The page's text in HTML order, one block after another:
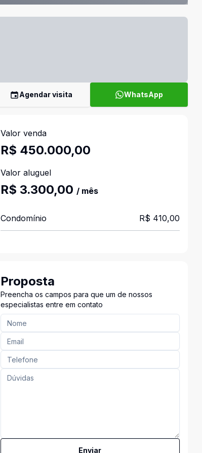
Agendar visita WhatsApp
Valor venda
R$ 450.000,00
Valor aluguel
R$ 3.300,00 / mês
Condomínio R$ 410,00
Proposta
Preencha os campos para que um de nossos
especialistas entre em contato
Enviar